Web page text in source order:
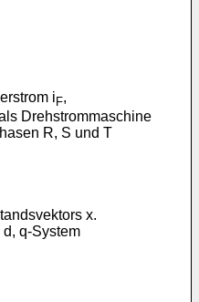
i F,
Drehstrommaschine
R, S und T
x.
q-System